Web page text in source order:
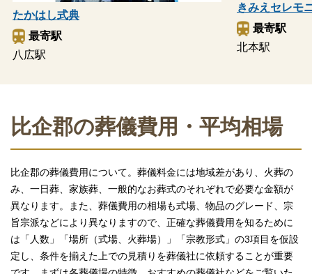
たかはし式典
最寄駅
八広駅
きみえセレモ
最寄駅
北本駅
比企郡の葬儀費用・平均相場
比企郡の葬儀費用について。葬儀料金には地域差があり、火葬の
み、一日葬、家族葬、一般的なお葬式のそれぞれで必要な金額が
異なります。また、葬儀費用の相場も式場、物品のグレード、宗
旨宗派などにより異なりますので、正確な葬儀費用を知るために
は「人数」「場所（式場、火葬場）」「宗教形式」の3項目を仮設
定し、条件を揃えた上での見積りを葬儀社に依頼することが重要